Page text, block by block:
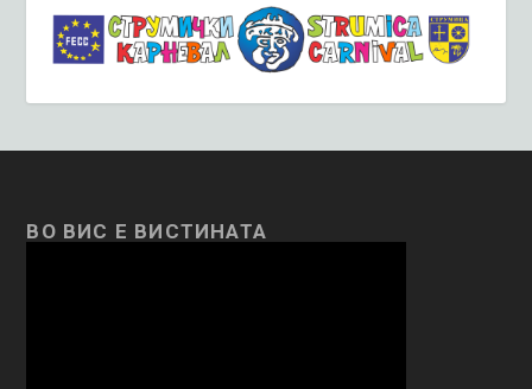
ВО ВИС Е ВИСТИНАТА